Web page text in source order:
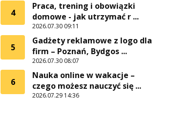
4
Praca, trening i obowiązki
domowe - jak utrzymać r ...
2026.07.30 09:11
5
Gadżety reklamowe z logo dla
firm – Poznań, Bydgos ...
2026.07.30 08:07
6
Nauka online w wakacje –
czego możesz nauczyć się ...
2026.07.29 14:36